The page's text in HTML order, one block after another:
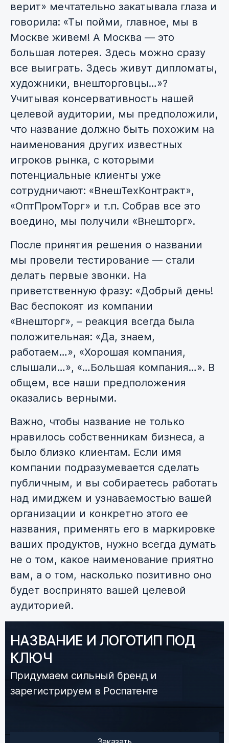
верит» мечтательно закатывала глаза и
говорила: «Ты пойми, главное, мы в
Москве живем! А Москва — это
большая лотерея. Здесь можно сразу
все выиграть. Здесь живут дипломаты,
художники, внешторговцы…»?
Учитывая консервативность нашей
целевой аудитории, мы предположили,
что название должно быть похожим на
наименования других известных
игроков рынка, с которыми
потенциальные клиенты уже
сотрудничают: «ВнешТехКонтракт»,
«ОптПромТорг» и т.п. Собрав все это
воедино, мы получили «Внешторг».
После принятия решения о названии
мы провели тестирование — стали
делать первые звонки. На
приветственную фразу: «Добрый день!
Вас беспокоят из компании
«Внешторг», – реакция всегда была
положительная: «Да, знаем,
работаем…», «Хорошая компания,
слышали…», «…Большая компания…». В
общем, все наши предположения
оказались верными.
Важно, чтобы название не только
нравилось собственникам бизнеса, а
было близко клиентам. Если имя
компании подразумевается сделать
публичным, и вы собираетесь работать
над имиджем и узнаваемостью вашей
организации и конкретно этого ее
названия, применять его в маркировке
ваших продуктов, нужно всегда думать
не о том, какое наименование приятно
вам, а о том, насколько позитивно оно
будет воспринято вашей целевой
аудиторией.
НАЗВАНИЕ И ЛОГОТИП ПОД
КЛЮЧ
Придумаем сильный бренд и
зарегистрируем в Роспатенте